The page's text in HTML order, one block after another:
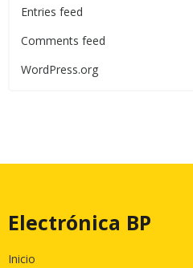
Entries feed
Comments feed
WordPress.org
Electrónica BP
Inicio